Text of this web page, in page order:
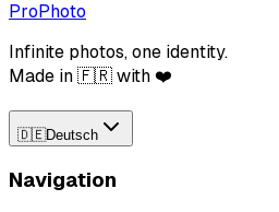
ProPhoto
Infinite photos, one identity.
Made in 🇫🇷 with ❤️
🇩🇪Deutsch
Navigation